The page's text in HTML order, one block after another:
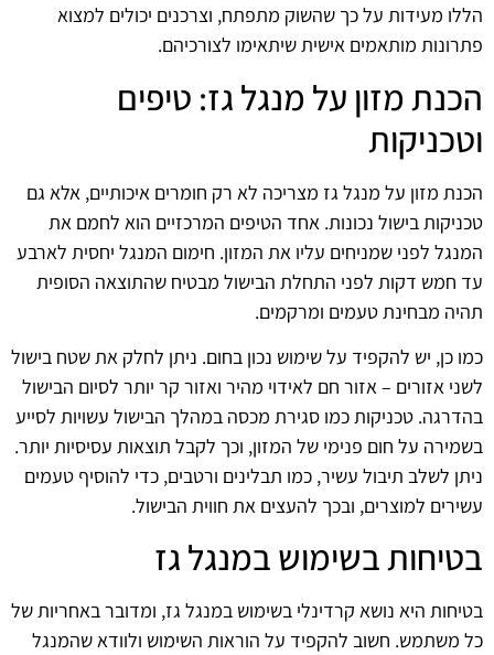
הללו מעידות על כך שהשוק מתפתח, וצרכנים יכולים למצוא
פתרונות מותאמים אישית שיתאימו לצורכיהם.
הכנת מזון על מנגל גז: טיפים
וטכניקות
הכנת מזון על מנגל גז מצריכה לא רק חומרים איכותיים, אלא גם
טכניקות בישול נכונות. אחד הטיפים המרכזיים הוא לחמם את
המנגל לפני שמניחים עליו את המזון. חימום המנגל יחסית לארבע
עד חמש דקות לפני התחלת הבישול מבטיח שהתוצאה הסופית
תהיה מבחינת טעמים ומרקמים.
כמו כן, יש להקפיד על שימוש נכון בחום. ניתן לחלק את שטח בישול
לשני אזורים – אזור חם לאידוי מהיר ואזור קר יותר לסיום הבישול
בהדרגה. טכניקות כמו סגירת מכסה במהלך הבישול עשויות לסייע
בשמירה על חום פנימי של המזון, וכך לקבל תוצאות עסיסיות יותר.
ניתן לשלב תיבול עשיר, כמו תבלינים ורטבים, כדי להוסיף טעמים
עשירים למוצרים, ובכך להעצים את חווית הבישול.
בטיחות בשימוש במנגל גז
בטיחות היא נושא קרדינלי בשימוש במנגל גז, ומדובר באחריות של
כל משתמש. חשוב להקפיד על הוראות השימוש ולוודא שהמנגל